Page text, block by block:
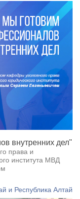
внутренних дел"
права и
института МВД
и Республика Алтай